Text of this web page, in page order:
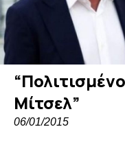
Μίτσελ”
06/01/2015